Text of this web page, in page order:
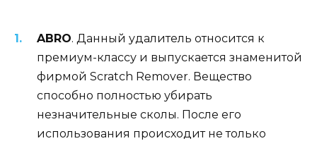
ABRO. Данный удалитель относится к
премиум-классу и выпускается знаменитой
фирмой Scratch Remover. Вещество
способно полностью убирать
незначительные сколы. После его
использования происходит не только